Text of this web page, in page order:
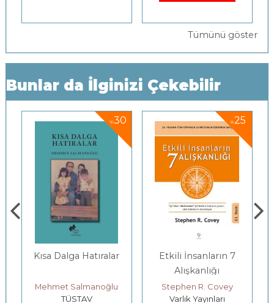
Tümünü göster
Bunlar da İlginizi Çekebilir
%30
Kısa Dalga Hatıralar
Mehmet Salmanoğlu
TÜSTAV
%25
Etkili İnsanların 7
Alışkanlığı
Stephen R. Covey
Varlık Yayınları